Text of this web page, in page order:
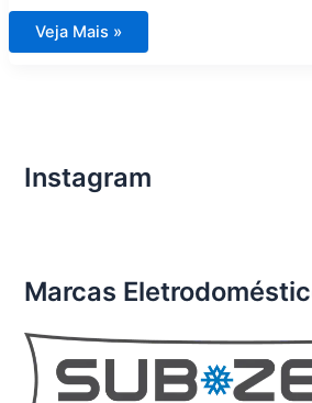
Assistência
Técnica
Rio
de
Veja Mais »
Instagram
Marcas